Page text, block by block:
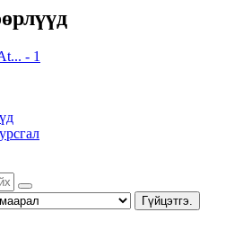
- 1
Гүйцэтгэ.